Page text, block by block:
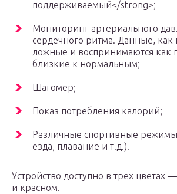
поддерживаемый</strong>;
Мониторинг артериального
сердечного ритма. Данные, как
ложные и воспринимаются как
близкие к нормальным;
Шагомер;
Показ потребления калорий;
Различные спортивные режимы
езда, плавание и т.д.).
Устройство доступно в трех цветах
и красном.